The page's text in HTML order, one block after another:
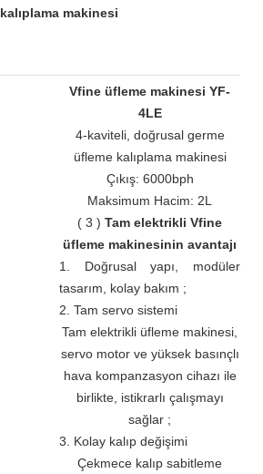
kalıplama makinesi
Vfine üfleme makinesi YF-
4LE
4-kaviteli, doğrusal germe
üfleme kalıplama makinesi
Çıkış: 6000bph
Maksimum Hacim: 2L
( 3 ) Tam elektrikli Vfine
üfleme makinesinin avantajı
1. Doğrusal yapı, modüler
tasarım, kolay bakım ;
2. Tam servo sistemi
Tam elektrikli üfleme makinesi,
servo motor ve yüksek basınçlı
hava kompanzasyon cihazı ile
birlikte, istikrarlı çalışmayı
sağlar ;
3. Kolay kalıp değişimi
Çekmece kalıp sabitleme